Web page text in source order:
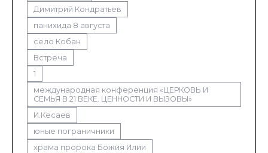
Димитрий Кондратьев
панихида 8 августа
село Кобан
Встреча
1
международная конференция «ЦЕРКОВЬ И
СЕМЬЯ В 21 ВЕКЕ. ЦЕННОСТИ И ВЫЗОВЫ»
И.Кесаев
юные пограничники
храма пророка Божия Илии